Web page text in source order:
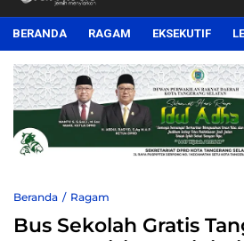
siarnitas
Jernih Menyiarkan
BERANDA RAGAM EKSEKUTIF
Beranda Ragam
Bus Sekolah Gratis